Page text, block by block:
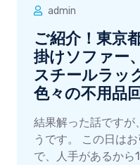
admin
ご紹介！東京
掛けソファー
スチールラッ
色々の不用品
結果解った話ですが
うです。 この日は
で、人手があるから